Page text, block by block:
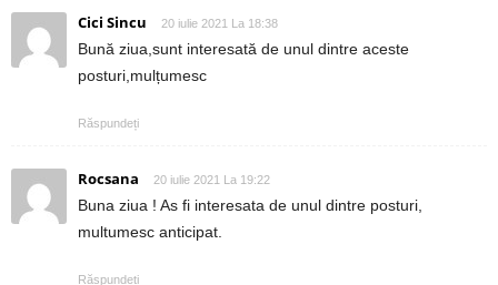
Cici Sincu 20 iulie 2021 La 18:38
Bună ziua,sunt interesată de unul dintre aceste
posturi,mulțumesc
Răspundeți
Rocsana 20 iulie 2021 La 19:22
Buna ziua ! As fi interesata de unul dintre posturi,
multumesc anticipat.
Răspundeți